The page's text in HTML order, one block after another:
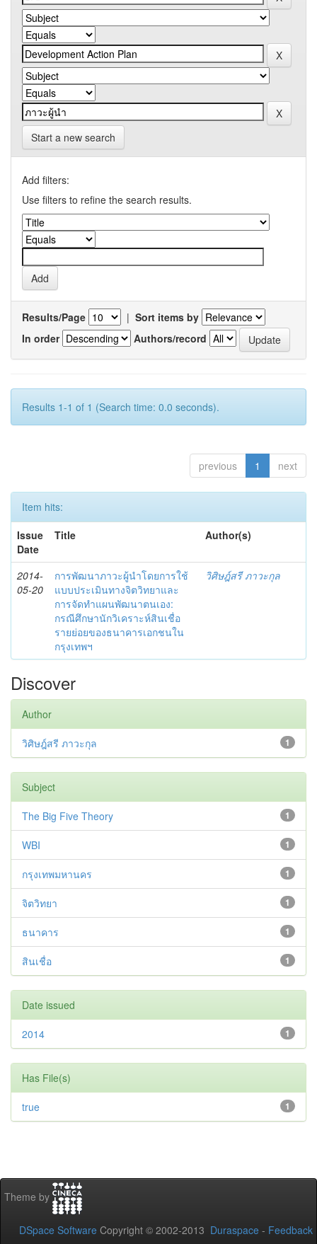
Start a new search
Add filters:
Use filters to refine the search results.
Results/Page | Sort items by
In order
Authors/record
Results 1-1 of 1 (Search time: 0.0 seconds).
previous 1 next
Item hits:
Issue
Date
Title Author(s)
2014-
05-20
การพัฒนาภาวะผู้นำโดยการใช้
แบบประเมินทางจิตวิทยาและ
การจัดทำแผนพัฒนาตนเอง:
กรณีศึกษานักวิเคราะห์สินเชื่อ
รายย่อยของธนาคารเอกชนใน
กรุงเทพฯ
วิศิษฎ์สรี ภาวะกุล
Discover
Author
1
วิศิษฎ์สรี ภาวะกุล
Subject
1
The Big Five Theory
1
WBI
1
กรุงเทพมหานคร
1
จิตวิทยา
1
ธนาคาร
1
สินเชื่อ
Date issued
1
2014
Has File(s)
1
true
Theme by
DSpace Software Copyright © 2002-2013 Duraspace - Feedback